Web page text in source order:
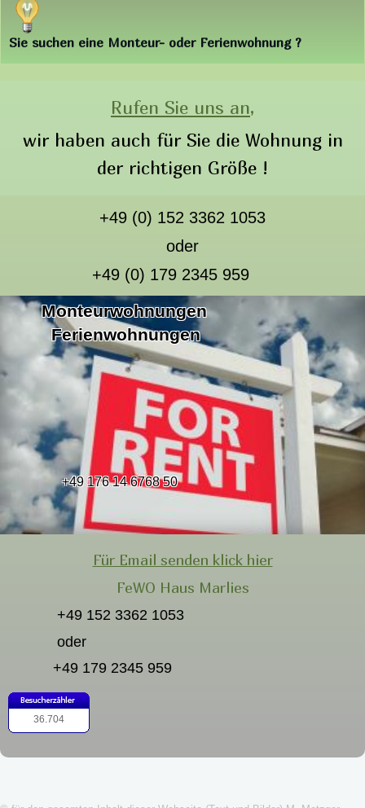
Sie suchen eine Monteur- oder Ferienwohnung ?
Rufen Sie uns an,
wir haben auch für Sie die Wohnung in
der richtigen Größe !
+49 (0) 152 3362 1053
oder
+49 (0) 179 2345 959
Monteurwohnungen
Ferienwohnungen
+49 176 14 6768 50
Für Email senden klick hier
FeWO Haus Marlies
+49 152 3362 1053
oder
+49 179 2345 959
36.704